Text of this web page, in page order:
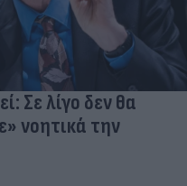
Σε λίγο δεν θα
νοητικά την